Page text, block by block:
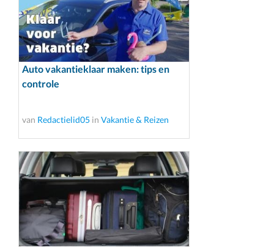
Auto vakantieklaar maken: tips en
controle
van Redactielid05 in Vakantie & Reizen